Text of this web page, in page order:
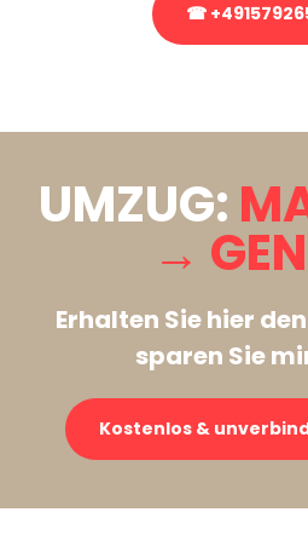
☎
UMZUG:
→
Erhalten Sie hier den
sparen Sie
Kostenlos &